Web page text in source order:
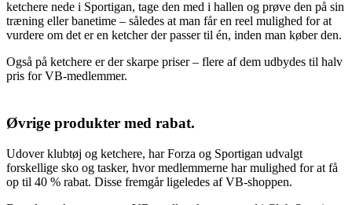
ketchere nede i Sportigan, tage den med i hallen og prøve den på sin
træning eller banetime – således at man får en reel mulighed for at
vurdere om det er en ketcher der passer til én, inden man køber den.
Også på ketchere er der skarpe priser – flere af dem udbydes til halv
pris for VB-medlemmer.
Øvrige produkter med rabat.
Udover klubtøj og ketchere, har Forza og Sportigan udvalgt
forskellige sko og tasker, hvor medlemmerne har mulighed for at få
op til 40 % rabat. Disse fremgår ligeledes af VB-shoppen.